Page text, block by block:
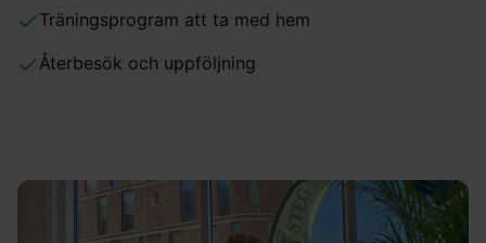
Träningsprogram att ta med hem
Återbesök och uppföljning